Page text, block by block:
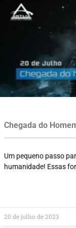
Chegada do
Um pequeno passo
humanidade! Essas
20 de julho de 2023